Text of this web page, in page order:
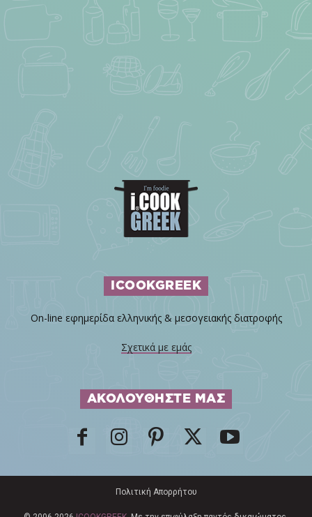
ICOOKGREEK
On-line εφημερίδα ελληνικής & μεσογειακής διατροφής
Σχετικά με εμάς
ΑΚΟΛΟΥΘΗΣΤΕ ΜΑΣ
Πολιτική Απορρήτου